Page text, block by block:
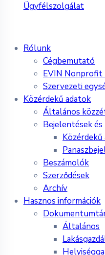
Ügyfélszolgálat
Rólunk
Cégbemutató
EVIN Nonprofit
Szervezeti
Közérdekű adatok
Általános
Bejelentések és
Beszámolók
Szerződések
Archív
Hasznos információk
Általános